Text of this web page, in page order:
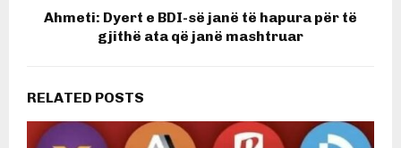
Ahmeti: Dyert e BDI-së janë të hapura për të
gjithë ata që janë mashtruar
RELATED POSTS